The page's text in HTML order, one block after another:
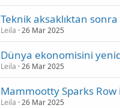
Teknik aksaklıktan
Leila 26 Mar 2025
Dünya ekonomisini
Leila 26 Mar 2025
Mammootty Sparks Row
Leila 26 Mar 2025